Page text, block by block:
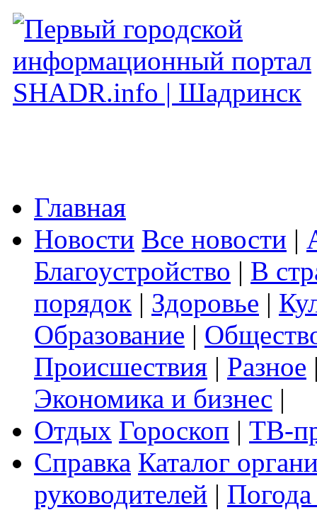
Главная
Новости Все новости |
Благоустройство | В
порядок | Здоровье |
Образование |
Происшествия | Разное
Экономика и бизнес |
Отдых Гороскоп | ТВ-
Справка Каталог
руководителей |